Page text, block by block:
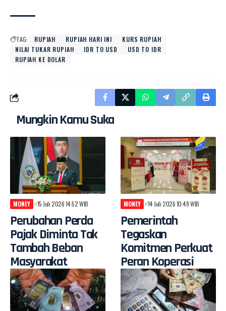
TAG: RUPIAH RUPIAH HARI INI
KURS RUPIAH
NILAI TUKAR RUPIAH
IDR TO USD
USD TO IDR
RUPIAH KE DOLAR
Mungkin Kamu Suka
MONEY 15 Juli 2026 14:52 WIB
Perubahan Perda
Pajak Diminta Tak
Tambah Beban
Masyarakat
MONEY 14 Juli 2026 10:49 WIB
Pemerintah
Tegaskan
Komitmen Perkuat
Peran Koperasi